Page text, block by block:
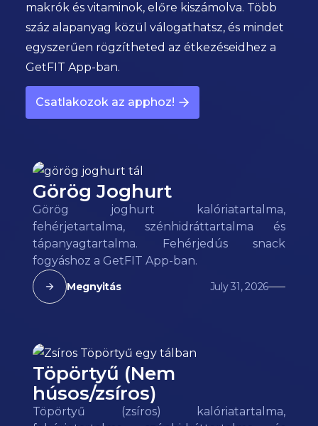
makrók és vitaminok, előre kiszámolva. Több
száz alapanyag közül válogathatsz, és mindet
egyszerűen rögzítheted az étkezéseidhez a
GetFIT App-ban.
Csatlakozok az apphoz!
Görög Joghurt
Görög joghurt kalóriatartalma,
fehérjetartalma, szénhidráttartalma és
tápanyagtartalma. Fehérjedús snack
fogyáshoz a GetFIT App-ban.
Megnyitás July 31, 2026
Töpörtyű (Nem
húsos/zsíros)
Töpörtyű (zsíros) kalóriatartalma,